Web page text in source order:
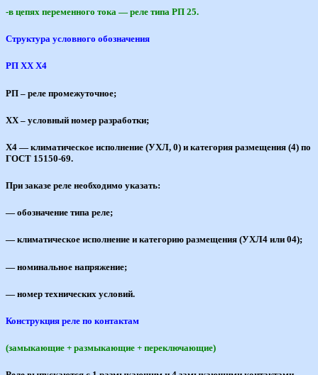
-в цепях переменного тока — реле типа РП 25.
Структура условного обозначения
РП ХХ Х4
РП – реле промежуточное;
ХХ – условный номер разработки;
Х4 — климатическое исполнение (УХЛ, 0) и категория размещения (4) по
ГОСТ 15150-69.
При заказе реле необходимо указать:
— обозначение типа реле;
— климатическое исполнение и категорию размещения (УХЛ4 или 04);
— номинальное напряжение;
— номер технических условий.
Конструкция реле по контактам
(замыкающие + размыкающие + переключающие)